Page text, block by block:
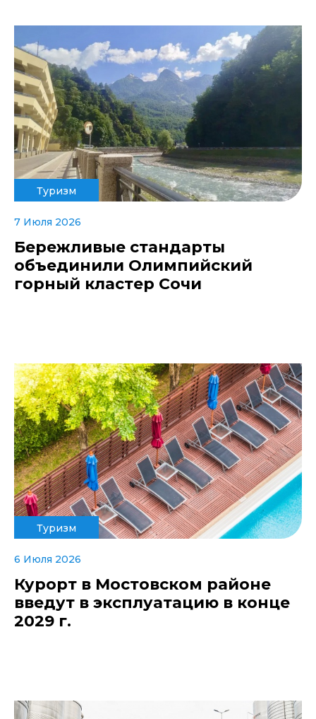
Туризм
7 Июля 2026
Бережливые стандарты
объединили Олимпийский
горный кластер Сочи
Туризм
6 Июля 2026
Курорт в Мостовском районе
введут в эксплуатацию в конце
2029 г.